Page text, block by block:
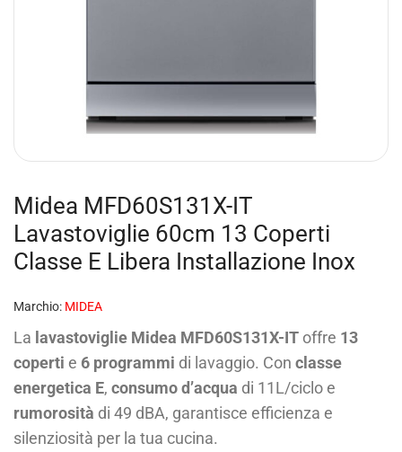
Midea MFD60S131X-IT
Lavastoviglie 60cm 13 Coperti
Classe E Libera Installazione Inox
Marchio: MIDEA
La lavastoviglie Midea MFD60S131X-IT offre 13
coperti e 6 programmi di lavaggio. Con classe
energetica E, consumo d’acqua di 11L/ciclo e
rumorosità di 49 dBA, garantisce efficienza e
silenziosità per la tua cucina.